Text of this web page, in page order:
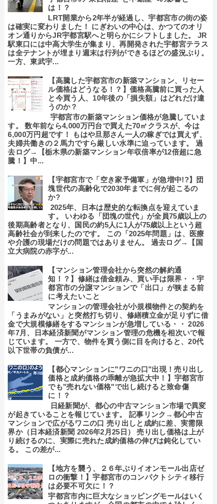
は！？
LRT開業から2年半が経過し、宇都宮市の街の姿
は確実に変わりました！ にぎわいの中心は、かつてのオリ
オン通りからJR宇都宮駅へと明らかにシフトしました。 JR
駅東口には中高大学生が集まり、再開発された宇都宮テラス
は全テナントが埋まり週末は行列ができるほどの盛況ぶり。
一方、東武宇...
【高騰した宇都宮市の新築マンション、リセー
ル価格はどうなる！？】価格高騰前に買った人
と今買う人、10年後の「損失額」はどれだけ違
うのか？
宇都宮市の新築マンション価格が急騰していま
す。 数年前なら4,000万円台で買えた70㎡クラスが、今は
6,000万円超です！ もはや旦那さん一人の稼ぎでは買えず、
夫婦共働きの２馬力ですら厳しい水準に迫っています。 過
去ログ→【栃木県の新築マンション年収倍率が12倍超に急
騰！】中...
【宇都宮市で「空き家予備軍」が急増中!?】団
塊世代の高齢化で2030年までに何が起こるの
か?
2025年、日本は歴史的な転換点を迎えていま
す。 いわゆる「団塊の世代」が全員75歳以上の
後期高齢者となり、国民の約5人に1人が75歳以上という超
高齢社会が到来したのです。 この「2025年問題」は、医療
や介護の現場だけの問題ではありません。 過去ログ→【国
立大病院の赤字が...
【マンション管理会社から突然の解約通
知！？】修繕は借金頼み、買い手は限界・・宇
都宮市の分譲マンションで「出口」が狭まる前
に考えたいこと
マンションの管理会社が小規模物件との契約を
「うまみがない」と突然打ち切り、修繕積立金が足りずに借
金で大規模修繕をするマンションが急増している・・ 2026
年7月、日本経済新聞がマンション管理の危機を相次いで報
じています。 一方で、物件を買う側に目を向けると、20代
以下世帯の負債が...
【都心マンションに"ワニの口"出現！売り出し
価格と成約価格の乖離が急拡大中！】宇都宮市
でも"売れない価格"で出し続けると致命傷
に！？
日経新聞が、都心の中古マンション市場で異変
が起きていることを報じています。 記事リンク→都心中古
マンションで広がるワニの口 売り出しと成約に差、実需限
界か（日本経済新聞 2026年2月25日） 売り出し価格は上が
り続けるのに、実際に売れた成約価格の伸びは鈍化してい
る。 この差が...
【地方を襲う、２６年ぶりイオンモール出店ゼ
ロの衝撃！】宇都宮市のコンパクトシティ移行
は必要不可欠に！？
宇都宮市内に巨大なショッピングモールはいく